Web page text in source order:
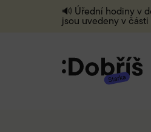
🔊 Úřední hodiny v
jsou uvedeny v